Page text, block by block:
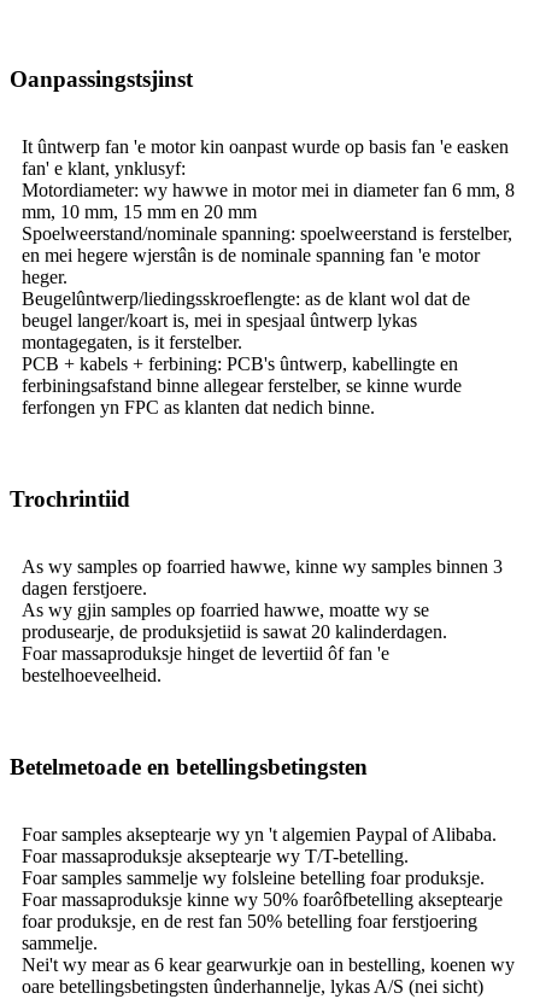
Oanpassingstsjinst
It ûntwerp fan 'e motor kin oanpast wurde op basis fan 'e easken
fan' e klant, ynklusyf:
Motordiameter: wy hawwe in motor mei in diameter fan 6 mm, 8
mm, 10 mm, 15 mm en 20 mm
Spoelweerstand/nominale spanning: spoelweerstand is ferstelber,
en mei hegere wjerstân is de nominale spanning fan 'e motor
heger.
Beugelûntwerp/liedingsskroeflengte: as de klant wol dat de
beugel langer/koart is, mei in spesjaal ûntwerp lykas
montagegaten, is it ferstelber.
PCB + kabels + ferbining: PCB's ûntwerp, kabellingte en
ferbiningsafstand binne allegear ferstelber, se kinne wurde
ferfongen yn FPC as klanten dat nedich binne.
Trochrintiid
As wy samples op foarried hawwe, kinne wy ​​samples binnen 3
dagen ferstjoere.
As wy gjin samples op foarried hawwe, moatte wy se
produsearje, de produksjetiid is sawat 20 kalinderdagen.
Foar massaproduksje hinget de levertiid ôf fan 'e
bestelhoeveelheid.
Betelmetoade en betellingsbetingsten
Foar samples akseptearje wy yn 't algemien Paypal of Alibaba.
Foar massaproduksje akseptearje wy T/T-betelling.
Foar samples sammelje wy folsleine betelling foar produksje.
Foar massaproduksje kinne wy ​​50% foarôfbetelling akseptearje
foar produksje, en de rest fan 50% betelling foar ferstjoering
sammelje.
Nei't wy mear as 6 kear gearwurkje oan in bestelling, koenen wy
oare betellingsbetingsten ûnderhannelje, lykas A/S (nei sicht)